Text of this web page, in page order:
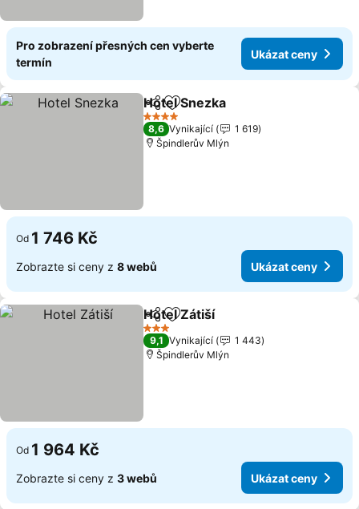
Pro zobrazení přesných cen vyberte
termín
Ukázat ceny
SdíletPřidat na seznam oblíbených
Hotel Snezka
4 Počet hvězdiček
8,6 Vynikající
1 619
Špindlerův Mlýn
Od 1 746 Kč
Zobrazte si ceny z 8 webů Ukázat ceny
SdíletPřidat na seznam oblíbených
Hotel Zátiší
3 Počet hvězdiček
9,1 Vynikající
1 443
Špindlerův Mlýn
Od 1 964 Kč
Zobrazte si ceny z 3 webů Ukázat ceny